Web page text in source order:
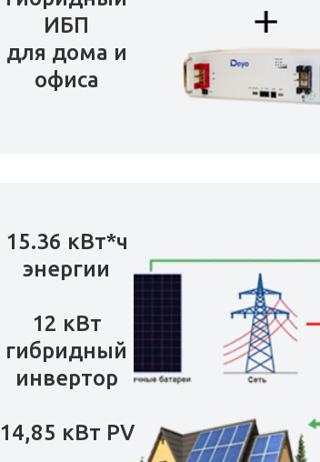
ИБП
для дома и
офиса
15.36 кВт*ч
энергии
12 кВт
гибридный
инвертор
14,85 кВт PV